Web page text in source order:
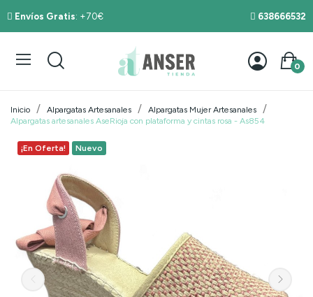
Envíos Gratis: +70€ 638666532
0
Inicio Alpargatas Artesanales
Alpargatas Mujer Artesanales
Alpargatas artesanales AseRioja con plataforma y cintas rosa - As854
¡En Oferta! Nuevo